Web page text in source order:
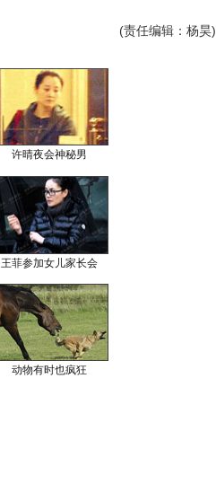
(责任编辑：杨昊)
许晴夜会神秘男
王菲参加女儿家长会
动物有时也疯狂